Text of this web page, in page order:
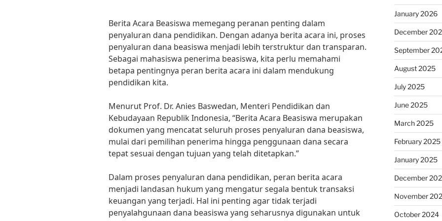
Berita Acara Beasiswa memegang peranan penting dalam
penyaluran dana pendidikan. Dengan adanya berita acara ini, proses
penyaluran dana beasiswa menjadi lebih terstruktur dan transparan.
Sebagai mahasiswa penerima beasiswa, kita perlu memahami
betapa pentingnya peran berita acara ini dalam mendukung
pendidikan kita.
Menurut Prof. Dr. Anies Baswedan, Menteri Pendidikan dan
Kebudayaan Republik Indonesia, “Berita Acara Beasiswa merupakan
dokumen yang mencatat seluruh proses penyaluran dana beasiswa,
mulai dari pemilihan penerima hingga penggunaan dana secara
tepat sesuai dengan tujuan yang telah ditetapkan.”
Dalam proses penyaluran dana pendidikan, peran berita acara
menjadi landasan hukum yang mengatur segala bentuk transaksi
keuangan yang terjadi. Hal ini penting agar tidak terjadi
penyalahgunaan dana beasiswa yang seharusnya digunakan untuk
January 2026
December
September
August 2025
July 2025
June 2025
March 2025
February 2025
January 2025
December
November
October 2024